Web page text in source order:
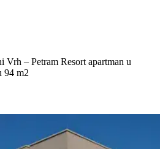
Vrh – Petram Resort apartman u
94 m2